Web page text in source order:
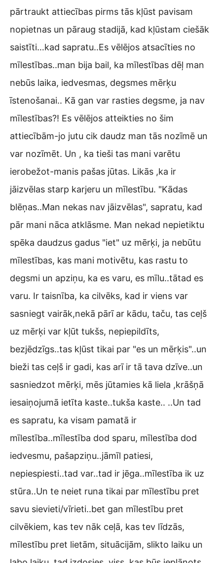
pārtraukt attiecības pirms tās kļūst pavisam
nopietnas un pāraug stadijā, kad kļūstam ciešāk
saistīti…kad sapratu..Es vēlējos atsacīties no
mīlestības..man bija bail, ka mīlestības dēļ man
nebūs laika, iedvesmas, degsmes mērķu
īstenošanai.. Kā gan var rasties degsme, ja nav
mīlestības?! Es vēlējos atteikties no šim
attiecībām-jo jutu cik daudz man tās nozīmē un
var nozīmēt. Un , ka tieši tas mani varētu
ierobežot-manis pašas jūtas. Likās ,ka ir
jāizvēlas starp karjeru un mīlestību. "Kādas
blēņas..Man nekas nav jāizvēlas", sapratu, kad
pār mani nāca atklāsme. Man nekad nepietiktu
spēka daudzus gadus "iet" uz mērķi, ja nebūtu
mīlestības, kas mani motivētu, kas rastu to
degsmi un apziņu, ka es varu, es mīlu..tātad es
varu. Ir taisnība, ka cilvēks, kad ir viens var
sasniegt vairāk,nekā pārī ar kādu, taču, tas ceļš
uz mērķi var kļūt tukšs, nepiepildīts,
bezjēdzīgs..tas kļūst tikai par "es un mērķis"..un
bieži tas ceļš ir gadi, kas arī ir tā tava dzīve..un
sasniedzot mērķi, mēs jūtamies kā liela ,krāšņā
iesaiņojumā ietīta kaste..tukša kaste.. ..Un tad
es sapratu, ka visam pamatā ir
mīlestība..mīlestība dod sparu, mīlestība dod
iedvesmu, pašapziņu..jāmīl patiesi,
nepiespiesti..tad var..tad ir jēga..mīlestība ik uz
stūra..Un te neiet runa tikai par mīlestību pret
savu sievieti/vīrieti..bet gan mīlestību pret
cilvēkiem, kas tev nāk ceļā, kas tev līdzās,
mīlestību pret lietām, situācijām, slikto laiku un